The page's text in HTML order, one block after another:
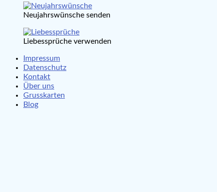
Neujahrswünsche senden
Liebessprüche verwenden
Impressum
Datenschutz
Kontakt
Über uns
Grusskarten
Blog